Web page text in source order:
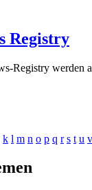
Registry
Registry werden
k l m n o p q r s t u v